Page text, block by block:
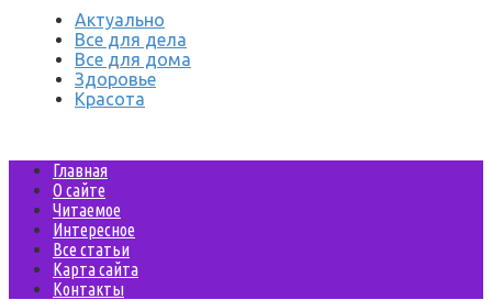
Актуально
Все для дела
Все для дома
Здоровье
Красота
Главная
О сайте
Читаемое
Интересное
Все статьи
Карта сайта
Контакты